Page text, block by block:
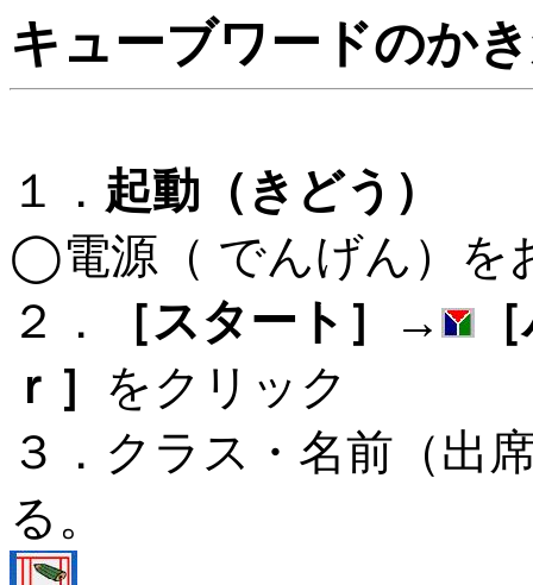
キューブワードの
１． 起動（きどう）
◯電源（ でんげん）を
２．
［スタート］→
ｒ］ をクリック
３．クラス・名前（出
る。